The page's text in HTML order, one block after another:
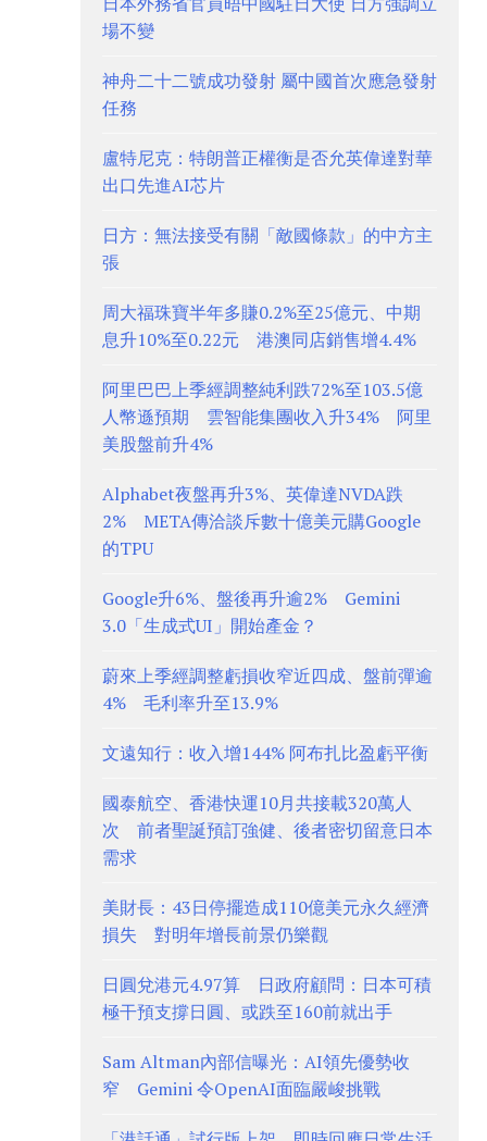
場不變
神舟二十二號成功發射 屬中國首次應急發射
任務
盧特尼克：特朗普正權衡是否允英偉達對華
出口先進AI芯片
日方：無法接受有關「敵國條款」的中方主
張
周大福珠寶半年多賺0.2%至25億元、中期
息升10%至0.22元 港澳同店銷售增4.4%
阿里巴巴上季經調整純利跌72%至103.5億
人幣遜預期 雲智能集團收入升34% 阿里
美股盤前升4%
Alphabet夜盤再升3%、英偉達NVDA跌
2% META傳洽談斥數十億美元購Google
的TPU
Google升6%、盤後再升逾2% Gemini
3.0「生成式UI」開始產金？
蔚來上季經調整虧損收窄近四成、盤前彈逾
4% 毛利率升至13.9%
文遠知行：收入增144% 阿布扎比盈虧平衡
國泰航空、香港快運10月共接載320萬人
次 前者聖誕預訂強健、後者密切留意日本
需求
美財長：43日停擺造成110億美元永久經濟
損失 對明年增長前景仍樂觀
日圓兌港元4.97算 日政府顧問：日本可積
極干預支撐日圓、或跌至160前就出手
Sam Altman內部信曝光：AI領先優勢收
窄 Gemini 令OpenAI面臨嚴峻挑戰